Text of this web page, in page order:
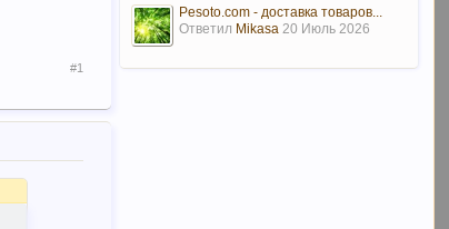
#1
Pesoto.com - доставка товаров...
Ответил Mikasa 20 Июль 2026